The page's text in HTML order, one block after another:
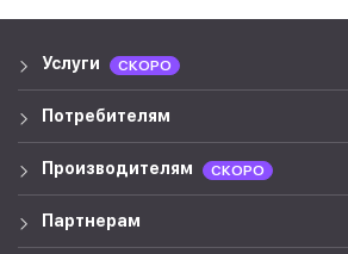
Услуги СКОРО
Потребителям
Производителям СКОРО
Партнерам